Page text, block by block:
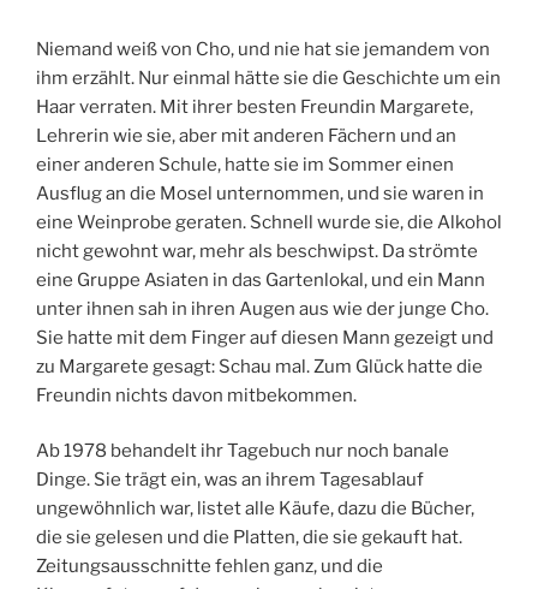
Niemand weiß von Cho, und nie hat sie jemandem von
ihm erzählt. Nur einmal hätte sie die Geschichte um ein
Haar verraten. Mit ihrer besten Freundin Margarete,
Lehrerin wie sie, aber mit anderen Fächern und an
einer anderen Schule, hatte sie im Sommer einen
Ausflug an die Mosel unternommen, und sie waren in
eine Weinprobe geraten. Schnell wurde sie, die Alkohol
nicht gewohnt war, mehr als beschwipst. Da strömte
eine Gruppe Asiaten in das Gartenlokal, und ein Mann
unter ihnen sah in ihren Augen aus wie der junge Cho.
Sie hatte mit dem Finger auf diesen Mann gezeigt und
zu Margarete gesagt: Schau mal. Zum Glück hatte die
Freundin nichts davon mitbekommen.
Ab 1978 behandelt ihr Tagebuch nur noch banale
Dinge. Sie trägt ein, was an ihrem Tagesablauf
ungewöhnlich war, listet alle Käufe, dazu die Bücher,
die sie gelesen und die Platten, die sie gekauft hat.
Zeitungsausschnitte fehlen ganz, und die